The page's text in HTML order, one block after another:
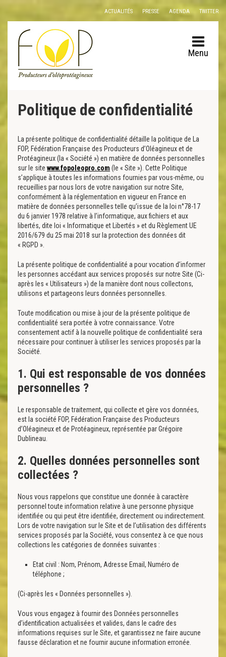
Panneau de gestion des cookies
ACTUALITÉS PRESSE AGENDA TWITTER
Menu
Politique de confidentialité
La présente politique de confidentialité détaille la politique de La
FOP, Fédération Française des Producteurs d’Oléagineux et de
Protéagineux (la « Société ») en matière de données personnelles
sur le site www.fopoleopro.com (le « Site »). Cette Politique
s’applique à toutes les informations fournies par vous-même, ou
recueillies par nous lors de votre navigation sur notre Site,
conformément à la réglementation en vigueur en France en
matière de données personnelles telle qu’issue de la loi n°78-17
du 6 janvier 1978 relative à l’informatique, aux fichiers et aux
libertés, dite loi « Informatique et Libertés » et du Règlement UE
2016/679 du 25 mai 2018 sur la protection des données dit
« RGPD ».
La présente politique de confidentialité a pour vocation d’informer
les personnes accédant aux services proposés sur notre Site (Ci-
après les « Utilisateurs ») de la manière dont nous collectons,
utilisons et partageons leurs données personnelles.
Toute modification ou mise à jour de la présente politique de
confidentialité sera portée à votre connaissance. Votre
consentement actif à la nouvelle politique de confidentialité sera
nécessaire pour continuer à utiliser les services proposés par la
Société.
1. Qui est responsable de vos données
personnelles ?
Le responsable de traitement, qui collecte et gère vos données,
est la société FOP, Fédération Française des Producteurs
d’Oléagineux et de Protéagineux, représentée par Grégoire
Dublineau.
2. Quelles données personnelles sont
collectées ?
Nous vous rappelons que constitue une donnée à caractère
personnel toute information relative à une personne physique
identifiée ou qui peut être identifiée, directement ou indirectement.
Lors de votre navigation sur le Site et de l’utilisation des différents
services proposés par la Société, vous consentez à ce que nous
collections les catégories de données suivantes :
Etat civil : Nom, Prénom, Adresse Email, Numéro de
téléphone ;
(Ci-après les « Données personnelles »).
Vous vous engagez à fournir des Données personnelles
d’identification actualisées et valides, dans le cadre des
informations requises sur le Site, et garantissez ne faire aucune
fausse déclaration et ne fournir aucune information erronée.